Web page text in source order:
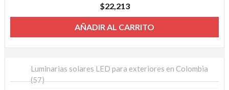
$22,213
AÑADIR AL CARRITO
Luminarias solares LED para exteriores en Colombia
5757